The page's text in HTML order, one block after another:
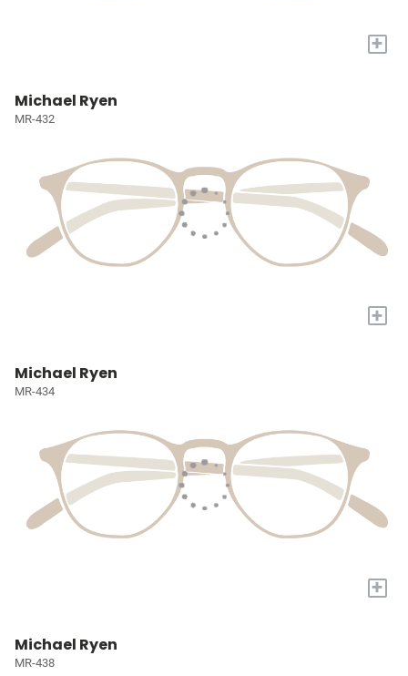
+
Michael Ryen
MR-432
+
Michael Ryen
MR-434
+
Michael Ryen
MR-438